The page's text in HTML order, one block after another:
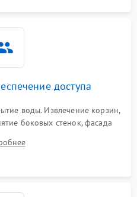
доступа
воды. Извлечение корзин,
боковых стенок, фасада
ТЭНу и сливной помпе.